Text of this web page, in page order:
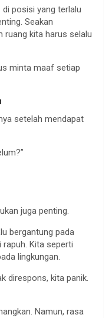
posisi yang terlalu
Seakan
ruang kita harus selalu
minta maaf setiap
setelah mendapat
juga penting.
bergantung pada
rapuh. Kita seperti
lingkungan.
direspons, kita panik.
Namun, rasa